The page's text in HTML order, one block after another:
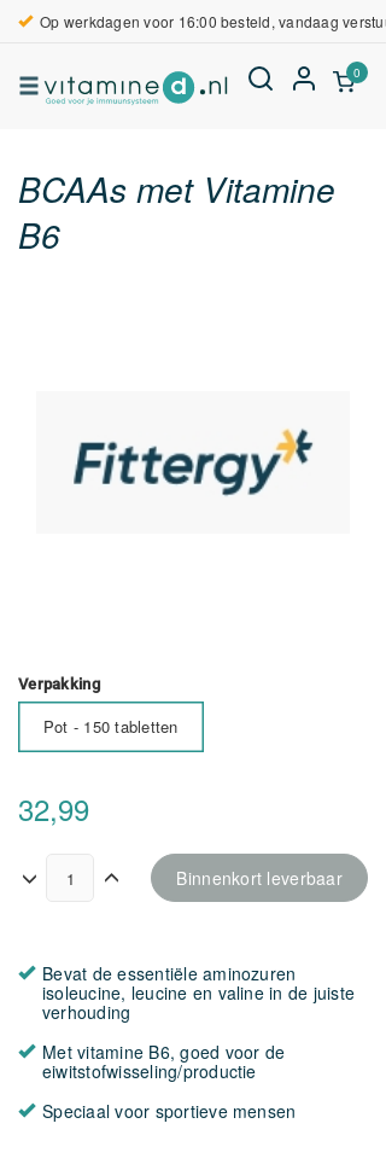
Op werkdagen voor 16:00 besteld, vandaag
0
BCAAs met Vitamine
B6
Verpakking
Pot - 150 tabletten
32,99
Binnenkort leverbaar
Bevat de essentiële aminozuren
isoleucine, leucine en valine in de juiste
verhouding
Met vitamine B6, goed voor de
eiwitstofwisseling/productie
Speciaal voor sportieve mensen